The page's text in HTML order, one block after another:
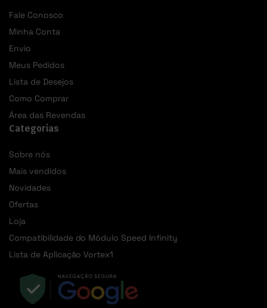
Fale Conosco
Minha Conta
Envio
Meus Pedidos
Lista de Desejos
Como Comprar
Área das Revendas
Categorias
Sobre nós
Mais vendidos
Novidades
Ofertas
Loja
Compatibilidade do Módulo Speed Infinity
Lista de Aplicação Vortex1